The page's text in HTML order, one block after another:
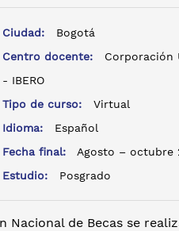
Ciudad:
Bogotá
Centro docente:
Corporación
- IBERO
Tipo de curso:
Virtual
Idioma:
Español
Fecha final:
Agosto – octubre
Estudio:
Posgrado
Nacional de Becas se